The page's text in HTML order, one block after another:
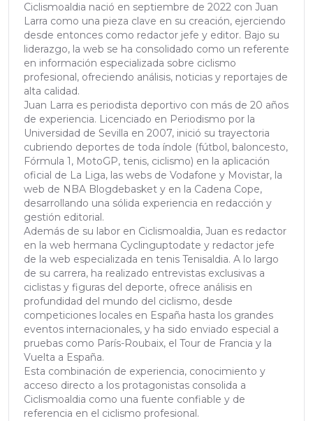
Ciclismoaldia nació en septiembre de 2022 con Juan
Larra como una pieza clave en su creación, ejerciendo
desde entonces como redactor jefe y editor. Bajo su
liderazgo, la web se ha consolidado como un referente
en información especializada sobre ciclismo
profesional, ofreciendo análisis, noticias y reportajes de
alta calidad.
Juan Larra es periodista deportivo con más de 20 años
de experiencia. Licenciado en Periodismo por la
Universidad de Sevilla en 2007, inició su trayectoria
cubriendo deportes de toda índole (fútbol, baloncesto,
Fórmula 1, MotoGP, tenis, ciclismo) en la aplicación
oficial de La Liga, las webs de Vodafone y Movistar, la
web de NBA Blogdebasket y en la Cadena Cope,
desarrollando una sólida experiencia en redacción y
gestión editorial.
Además de su labor en Ciclismoaldia, Juan es redactor
en la web hermana Cyclinguptodate y redactor jefe
de la web especializada en tenis Tenisaldia. A lo largo
de su carrera, ha realizado entrevistas exclusivas a
ciclistas y figuras del deporte, ofrece análisis en
profundidad del mundo del ciclismo, desde
competiciones locales en España hasta los grandes
eventos internacionales, y ha sido enviado especial a
pruebas como París-Roubaix, el Tour de Francia y la
Vuelta a España.
Esta combinación de experiencia, conocimiento y
acceso directo a los protagonistas consolida a
Ciclismoaldia como una fuente confiable y de
referencia en el ciclismo profesional.